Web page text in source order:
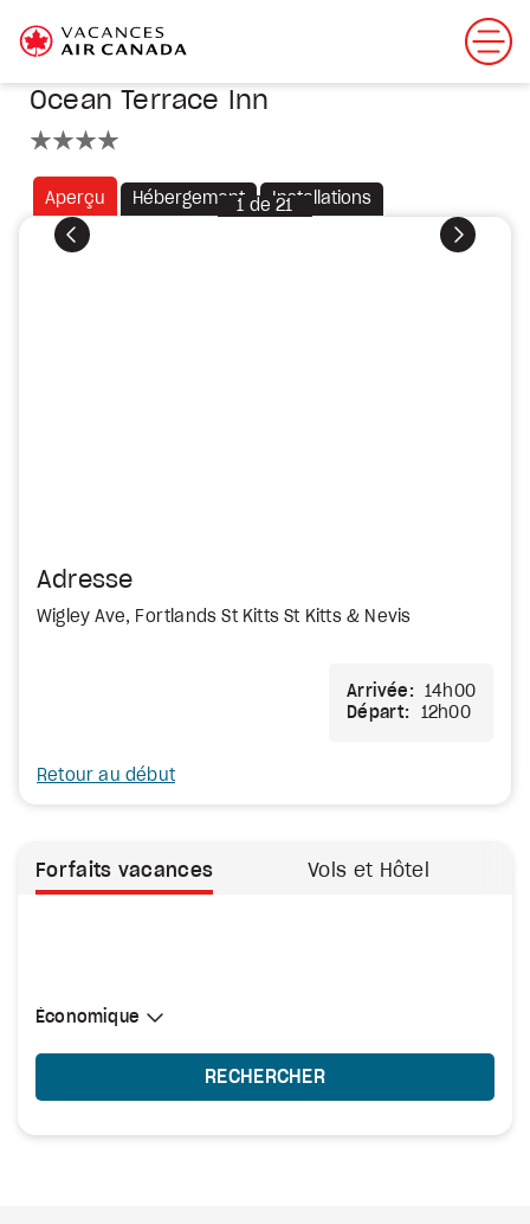
Ocean Terrace Inn
Aperçu Hébergement Installations
Précédent Suivant
1 de21
Adresse
Wigley Ave, Fortlands St Kitts St Kitts & Nevis
Arrivée:
14h00
Départ:
12h00
Retour au début
Forfaits vacances Vols et Hôtel
Sélectionner une cabine
Économique
Économique
RECHERCHER